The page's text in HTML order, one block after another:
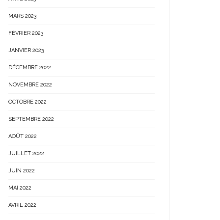
MARS 2023
FÉVRIER 2023
JANVIER 2023
DÉCEMBRE 2022
NOVEMBRE 2022
OCTOBRE 2022
SEPTEMBRE 2022
AOÛT 2022
JUILLET 2022
JUIN 2022
MAI 2022
AVRIL 2022